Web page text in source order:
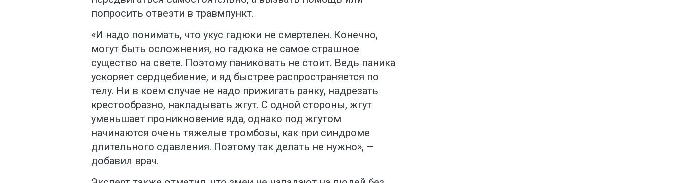
попросить отвезти в травмпункт.
«И надо понимать, что укус гадюки не смертелен. Конечно,
могут быть осложнения, но гадюка не самое страшное
существо на свете. Поэтому паниковать не стоит. Ведь паника
ускоряет сердцебиение, и яд быстрее распространяется по
телу. Ни в коем случае не надо прижигать ранку, надрезать
крестообразно, накладывать жгут. С одной стороны, жгут
уменьшает проникновение яда, однако под жгутом
начинаются очень тяжелые тромбозы, как при синдроме
длительного сдавления. Поэтому так делать не нужно», —
добавил врач.